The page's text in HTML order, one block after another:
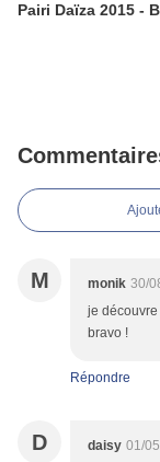
Pairi Daïza 2015 -
M monik 30/
je
bravo !
Répondre
D daisy 01/